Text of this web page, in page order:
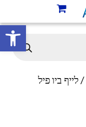
פתח
/ לייף ביו פיל